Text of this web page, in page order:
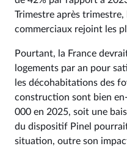
Trimestre après
commerciaux rejoint les
Pourtant, la France
logements par an pour
les décohabitations des
construction sont bien
000 en 2025, soit une
du dispositif Pinel
situation, outre son